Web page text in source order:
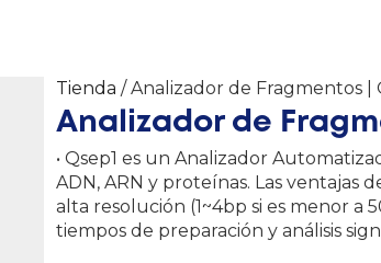
Tienda / Analizador de Fragmentos |
Analizador de
• Qsep1 es un Analizador
ADN, ARN y proteínas. Las ventajas
alta resolución (1~4bp si es menor a
tiempos de preparación y análisis